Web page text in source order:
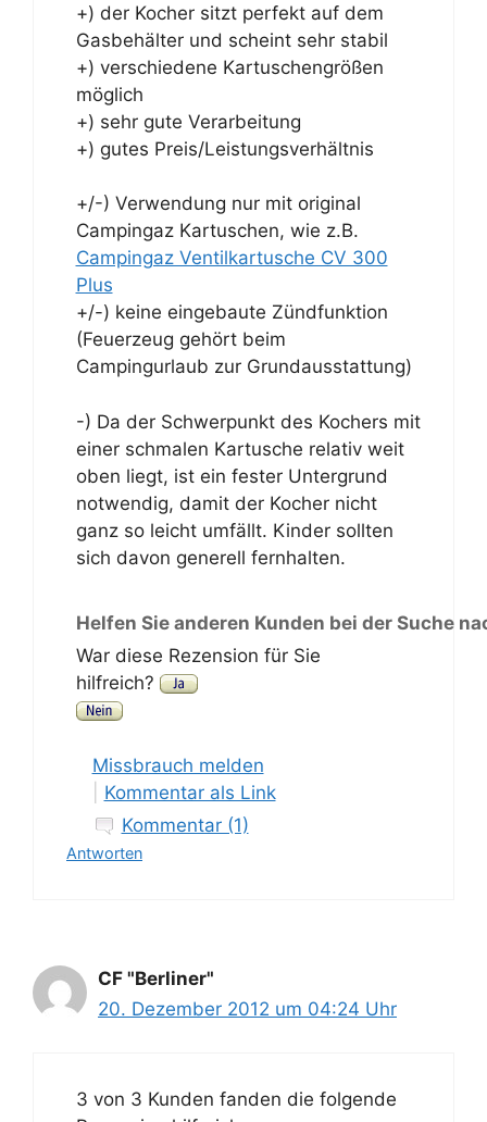
+) der Kocher sitzt perfekt auf dem
Gasbehälter und scheint sehr stabil
+) verschiedene Kartuschengrößen
möglich
+) sehr gute Verarbeitung
+) gutes Preis/Leistungsverhältnis
+/-) Verwendung nur mit original
Campingaz Kartuschen, wie z.B.
Campingaz Ventilkartusche CV 300
Plus
+/-) keine eingebaute Zündfunktion
(Feuerzeug gehört beim
Campingurlaub zur Grundausstattung)
-) Da der Schwerpunkt des Kochers mit
einer schmalen Kartusche relativ weit
oben liegt, ist ein fester Untergrund
notwendig, damit der Kocher nicht
ganz so leicht umfällt. Kinder sollten
sich davon generell fernhalten.
Helfen Sie anderen Kunden bei der Suche
War diese Rezension für Sie
hilfreich?
Missbrauch melden
Kommentar als Link
Kommentar (1)
Antworten
CF "Berliner"
20. Dezember 2012 um 04:24 Uhr
3 von 3 Kunden fanden die folgende